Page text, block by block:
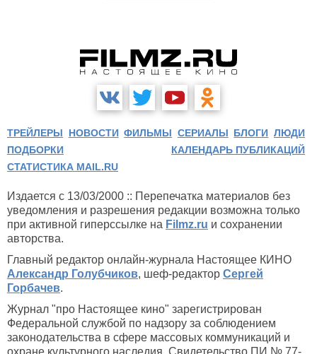
ТРЕЙЛЕРЫ НОВОСТИ ФИЛЬМЫ СЕРИАЛЫ БЛОГИ ЛЮДИ
ПОДБОРКИ
КАЛЕНДАРЬ ПУБЛИКАЦИЙ
СТАТИСТИКА MAIL.RU
Издается с 13/03/2000 :: Перепечатка материалов без
уведомления и разрешения редакции возможна только
при активной гиперссылке на Filmz.ru и сохранении
авторства.
Главный редактор онлайн-журнала Настоящее КИНО
Александр Голубчиков, шеф-редактор Сергей
Горбачев.
Журнал "про Настоящее кино" зарегистрирован
Федеральной службой по надзору за соблюдением
законодательства в сфере массовых коммуникаций и